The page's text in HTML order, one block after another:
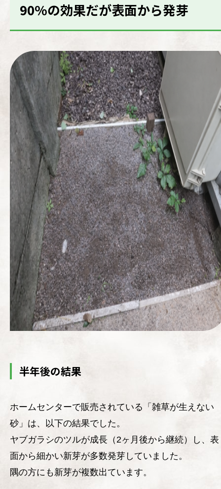
90%の効果だが表面から発芽
半年後の結果
ホームセンターで販売されている「雑草が生えない
砂」は、以下の結果でした。
ヤブガラシのツルが成長（2ヶ月後から継続）し、表
面から細かい新芽が多数発芽していました。
隅の方にも新芽が複数出ています。